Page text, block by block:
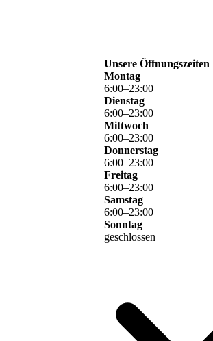
Unsere Öffnungszeiten
Montag
6:00–23:00
Dienstag
6:00–23:00
Mittwoch
6:00–23:00
Donnerstag
6:00–23:00
Freitag
6:00–23:00
Samstag
6:00–23:00
Sonntag
geschlossen